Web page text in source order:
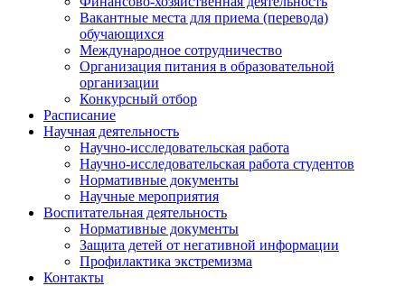
Вакантные места для приема (перевода)
обучающихся
Международное сотрудничество
Организация питания в образовательной
организации
Конкурсный отбор
Расписание
Научная деятельность
Научно-исследовательская работа
Научно-исследовательская работа студентов
Нормативные документы
Научные мероприятия
Воспитательная деятельность
Нормативные документы
Защита детей от негативной информации
Профилактика экстремизма
Контакты